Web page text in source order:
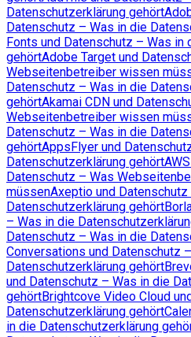
Datenschutzerklärung gehört
Datenschutz – Was in die
Fonts und Datenschutz – Was in
gehörtAdobe Target und
Webseitenbetreiber wissen
Datenschutz – Was in die
gehörtAkamai CDN und
Webseitenbetreiber wissen
Datenschutz – Was in die
gehörtAppsFlyer und
Datenschutzerklärung gehört
Datenschutz – Was
müssenAxeptio und
Datenschutzerklärung gehört
– Was in die
Datenschutz – Was in die
Conversations und Datenschutz
Datenschutzerklärung gehört
und Datenschutz – Was in die
gehörtBrightcove Video Cloud
Datenschutzerklärung gehört
in die Datenschutzerklärung